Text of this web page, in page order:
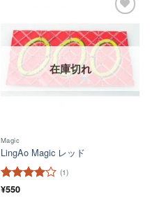
い！
在庫切れ
Magic
LingAo Magic レッド
5段階中
(1)
¥550